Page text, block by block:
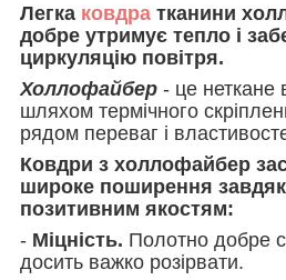
Легка ковдра тканини
добре утримує тепло і
циркуляцію повітря.
Холлофайбер - це неткане
шляхом термічного
рядом переваг і
Ковдри з холлофайбер
широке поширення
позитивним якостям:
- Міцність. Полотно добре
досить важко розірвати.